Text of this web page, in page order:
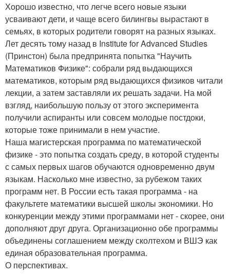
Хорошо известно, что легче всего новые языки
усваивают дети, и чаще всего билингвы вырастают в
семьях, в которых родители говорят на разных языках.
Лет десять тому назад в Institute for Advanced Studies
(Принстон) была предпринята попытка "Научить
Математиков Физике": собрали ряд выдающихся
математиков, которым ряд выдающихся физиков читали
лекции, а затем заставляли их решать задачи. На мой
взгляд, наибольшую пользу от этого эксперимента
получили аспиранты или совсем молодые постдоки,
которые тоже принимали в нем участие.
Наша магистерская программа по математической
физике - это попытка создать среду, в которой студенты
с самых первых шагов обучаются одновременно двум
языкам. Насколько мне известно, за рубежом таких
программ нет. В России есть такая программа - на
факультете математики высшей школы экономики. Но
конкуренции между этими программами нет - скорее, они
дополняют друг друга. Организационно обе программы
объединены соглашением между сколтехом и ВШЭ как
единая образовательная программа.
О перспективах.